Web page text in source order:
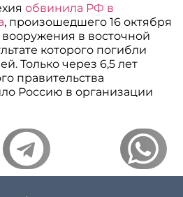
обвинила РФ в
, произошедшего 16 октября
вооружения в восточной
которого погибли
Только через 6,5 лет
правительства
Россию в организации